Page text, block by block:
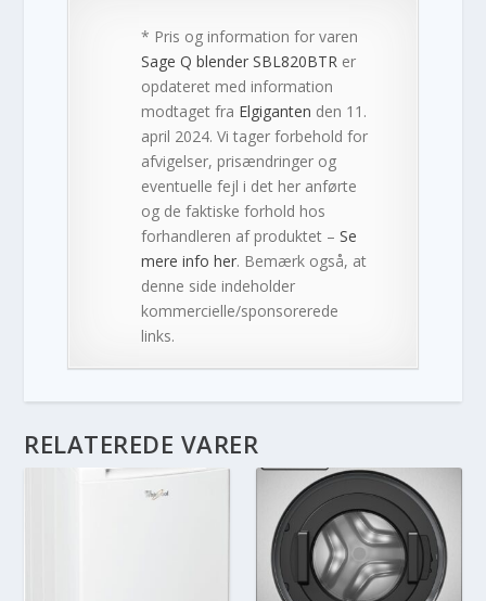
* Pris og information for varen
Sage Q blender SBL820BTR er
opdateret med information
modtaget fra Elgiganten den 11.
april 2024. Vi tager forbehold for
afvigelser, prisændringer og
eventuelle fejl i det her anførte
og de faktiske forhold hos
forhandleren af produktet –Se
mere info her. Bemærk også, at
denne side indeholder
kommercielle/sponsorerede
links.
RELATEREDE VARER